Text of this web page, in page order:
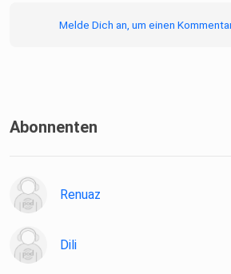
Melde Dich an, um einen
Abonnenten
Renuaz
Dili